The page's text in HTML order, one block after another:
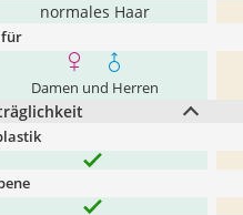
normales Haar
für
Damen und Herren